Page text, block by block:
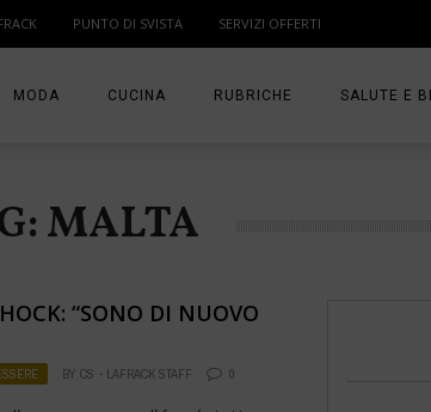
PUNTO DI SVISTA SERVIZI OFFERTI
MODA CUCINA RUBRICHE
TI PRESENTO UNA BLOGGER
SALUTE E
MALTA
“SONO DI NUOVO
BYCS - LAFRACK STAFF 0